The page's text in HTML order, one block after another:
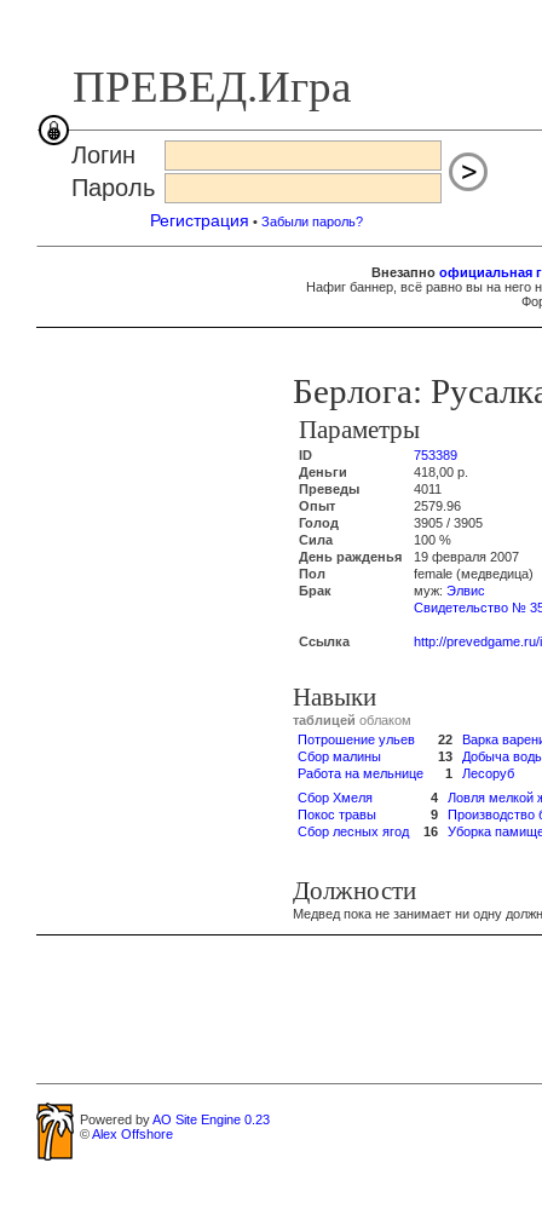
ПРЕВЕД.Игра
Логин
Пароль
Регистрация • Забыли пароль?
Внезапно официальная
Нафиг баннер, всё равно вы на
Берлога:
Параметры
ID
753389
Деньги
418,00 р.
Преведы
4011
Опыт
2579.96
Голод
3905 / 3905
Сила
100 %
День ражденья
19 февраля 2007
Пол
female (медведица)
Брак
муж: Элвис
Свидетельство №
Ссылка http://
Навыки
таблицей облаком
Потрошение ульев
22
Сбор малины
13
Работа на мельнице
1
Варка
Добыча
Лесоруб
Сбор Хмеля
4
Покос травы
9
Сбор лесных ягод
16
Ловля мелкой
Производство
Уборка
Должности
Медвед пока не занимает ни одну
Powered byAO Site Engine 0.23
©Alex Offshore